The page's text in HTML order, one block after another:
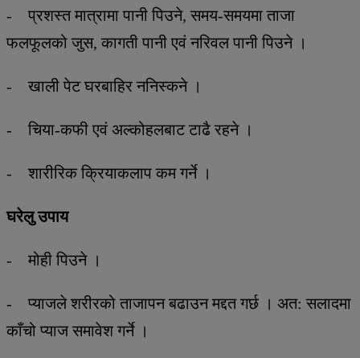
- प्रशस्त मात्रामा पानी पिउने, समय-समयमा ताजा
फलफूलको जुस, कागती पानी एवं नरिवल पानी पिउने ।
- खाली पेट घरबाहिर ननिस्कने ।
- चिया-कफी एवं अल्कोहलबाट टाढै रहने ।
- शारीरिक क्रियाकलाप कम गर्ने ।
घरेलु उपाय
- मोही पिउने ।
- प्याजले शरीरको ताजापन बढाउन मद्दत गर्छ । अत: सलादमा
काँचो प्याज समावेश गर्ने ।